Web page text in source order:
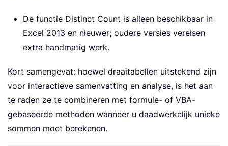
De functie Distinct Count is alleen beschikbaar in
Excel 2013 en nieuwer; oudere versies vereisen
extra handmatig werk.
Kort samengevat: hoewel draaitabellen uitstekend zijn
voor interactieve samenvatting en analyse, is het aan
te raden ze te combineren met formule- of VBA-
gebaseerde methoden wanneer u daadwerkelijk unieke
sommen moet berekenen.